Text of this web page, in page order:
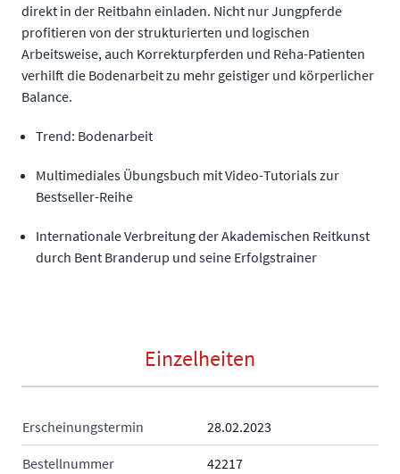
direkt in der Reitbahn einladen. Nicht nur Jungpferde
profitieren von der strukturierten und logischen
Arbeitsweise, auch Korrekturpferden und Reha-Patienten
verhilft die Bodenarbeit zu mehr geistiger und körperlicher
Balance.
Trend: Bodenarbeit
Multimediales Übungsbuch mit Video-Tutorials zur
Bestseller-Reihe
Internationale Verbreitung der Akademischen Reitkunst
durch Bent Branderup und seine Erfolgstrainer
Einzelheiten
Erscheinungstermin 28.02.2023
Bestellnummer 42217